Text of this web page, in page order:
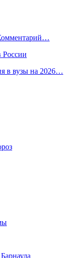
России
в вузы на 2026…